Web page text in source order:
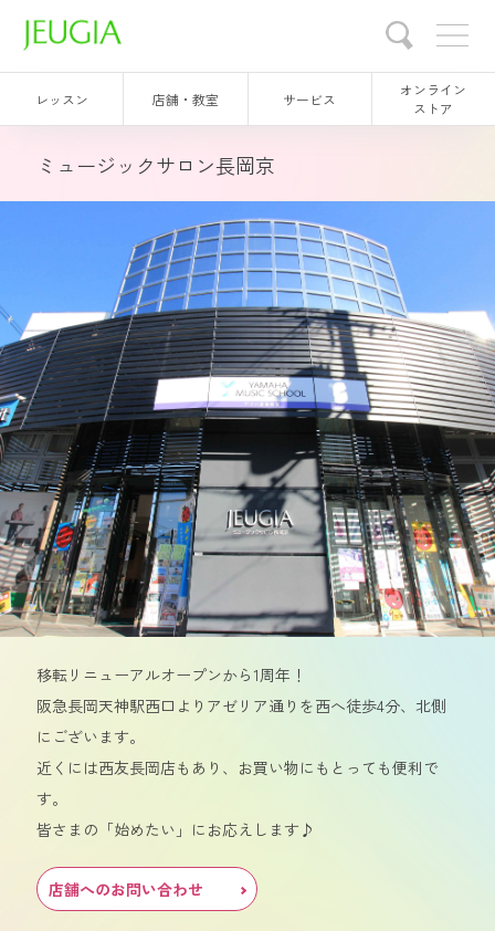
レッスン 店舗・教室 サービス
オンライン
ストア
ミュージックサロン長岡京
移転リニューアルオープンから1周年！
阪急長岡天神駅西口よりアゼリア通りを西へ徒歩4分、北側
にございます。
近くには西友長岡店もあり、お買い物にもとっても便利で
す。
皆さまの「始めたい」にお応えします♪
店舗へのお問い合わせ